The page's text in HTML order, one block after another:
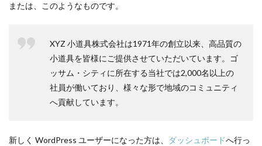
または、このようなものです。
XYZ 小道具株式会社は1971年の創立以来、高品質の
小道具を皆様にご提供させていただいています。ゴ
ッサム・シティに所在する当社では2,000名以上の
社員が働いており、様々な形で地域のコミュニティ
へ貢献しています。
新しく WordPress ユーザーになった方は、 ダッシュボードへ行っ